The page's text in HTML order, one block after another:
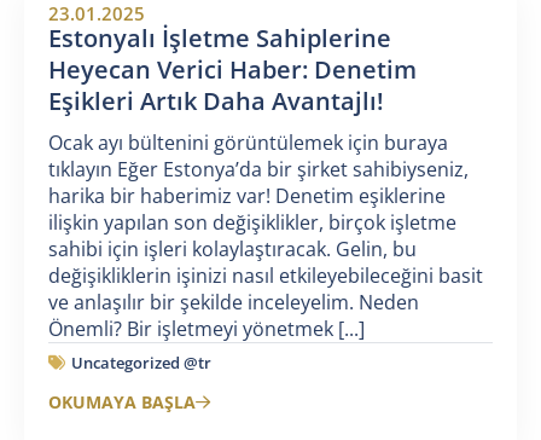
23.01.2025
Estonyalı İşletme Sahiplerine
Heyecan Verici Haber: Denetim
Eşikleri Artık Daha Avantajlı!
Ocak ayı bültenini görüntülemek için buraya
tıklayın Eğer Estonya’da bir şirket sahibiyseniz,
harika bir haberimiz var! Denetim eşiklerine
ilişkin yapılan son değişiklikler, birçok işletme
sahibi için işleri kolaylaştıracak. Gelin, bu
değişikliklerin işinizi nasıl etkileyebileceğini basit
ve anlaşılır bir şekilde inceleyelim. Neden
Önemli? Bir işletmeyi yönetmek [...]
Uncategorized @tr
OKUMAYA BAŞLA